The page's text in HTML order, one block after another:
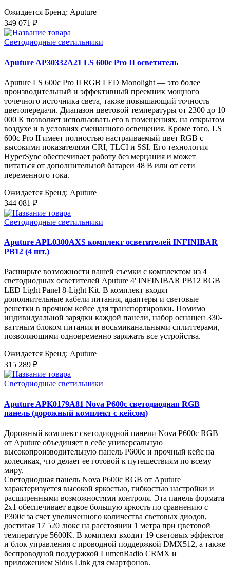
Ожидается Бренд: Aputure
349 071 ₽
Светодиодные светильники
Aputure AP30332A21 LS 600c Pro II осветитель
Aputure LS 600c Pro II RGB LED Monolight — это более
производительный и эффективный преемник мощного
точечного источника света, также повышающий точность
цветопередачи. Диапазон цветовой температуры от 2300 до 10
000 К позволяет использовать его в помещениях, на открытом
воздухе и в условиях смешанного освещения. Кроме того, LS
600c Pro II имеет полностью настраиваемый цвет RGB с
высокими показателями CRI, TLCI и SSI. Его технология
HyperSync обеспечивает работу без мерцания и может
питаться от дополнительной батареи 48 В или от сети
переменного тока.
Ожидается Бренд: Aputure
344 081 ₽
Светодиодные светильники
Aputure APL0300AXS комплект осветителей INFINIBAR
PB12 (4 шт.)
Расширьте возможности вашей съемки с комплектом из 4
светодиодных осветителей Aputure 4' INFINIBAR PB12 RGB
LED Light Panel 8-Light Kit. В комплект входят
дополнительные кабели питания, адаптеры и световые
решетки в прочном кейсе для транспортировки. Помимо
индивидуальной зарядки каждой панели, набор оснащен 330-
ваттным блоком питания и восьмиканальными сплиттерами,
позволяющими одновременно заряжать все устройства.
Ожидается Бренд: Aputure
315 289 ₽
Светодиодные светильники
Aputure APK0179A81 Nova P600c светодиодная RGB
панель (дорожный комплект с кейсом)
Дорожный комплект светодиодной панели Nova P600c RGB
от Aputure объединяет в себе универсальную
высокопроизводительную панель P600c и прочный кейс на
колесиках, что делает ее готовой к путешествиям по всему
миру.
Светодиодная панель Nova P600c RGB от Aputure
характеризуется высокой яркостью, гибкостью настройки и
расширенными возможностями контроля. Эта панель формата
2x1 обеспечивает вдвое большую яркость по сравнению с
P300c за счет увеличенного количества световых диодов,
достигая 17 520 люкс на расстоянии 1 метра при цветовой
температуре 5600K. В комплект входит 19 световых эффектов
и блок управления с проводной поддержкой DMX512, а также
беспроводной поддержкой LumenRadio CRMX и
приложением Sidus Link для смартфонов.